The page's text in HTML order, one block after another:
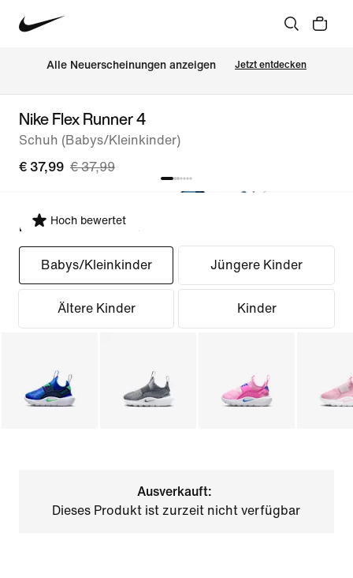
Alle Neuerscheinungen anzeigen Jetzt entdecken
Nike Flex Runner 4
Schuh (Babys/Kleinkinder)
€ 37,99 € 37,99
Hoch bewertet
Passform auswählen
Babys/Kleinkinder Jüngere Kinder
Ältere Kinder Kinder
Ausverkauft:
Dieses Produkt ist zurzeit nicht verfügbar